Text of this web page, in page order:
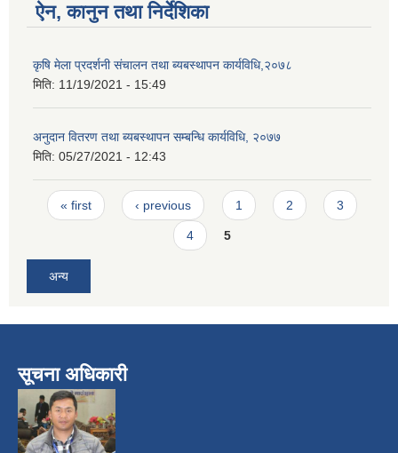
ऐन, कानुन तथा निर्देशिका
कृषि मेला प्रदर्शनी संचालन तथा ब्यबस्थापन कार्यविधि,२०७८
मिति: 11/19/2021 - 15:49
अनुदान वितरण तथा ब्यबस्थापन सम्बन्धि कार्यविधि, २०७७
मिति: 05/27/2021 - 12:43
Pages
« first ‹ previous 1 2 3
4 5
अन्य
सूचना अधिकारी